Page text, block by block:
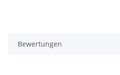
Bewertungen